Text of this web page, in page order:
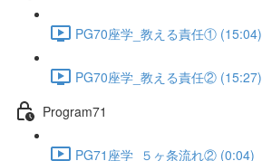
PG70座学_教える責任① (15:04)
PG70座学_教える責任② (15:27)
Program71
PG71座学_５ヶ条流れ② (0:04)